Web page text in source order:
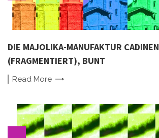
DIE MAJOLIKA-MANUFAKTUR CADINEN
(FRAGMENTIERT), BUNT
Read More